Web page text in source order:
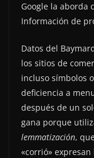
Google la aborda
Información de
Datos del
los sitios de
incluso símbolos
deficiencia a
después de un
gana porque
lemmatización,
«corrió»